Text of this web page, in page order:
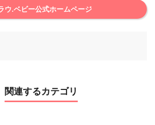
ウ.ベビー公式ホームページ
関連するカテゴリ